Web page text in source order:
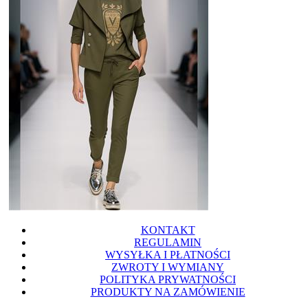
KONTAKT
REGULAMIN
WYSYŁKA I PŁATNOŚCI
ZWROTY I WYMIANY
POLITYKA PRYWATNOŚCI
PRODUKTY NA ZAMÓWIENIE